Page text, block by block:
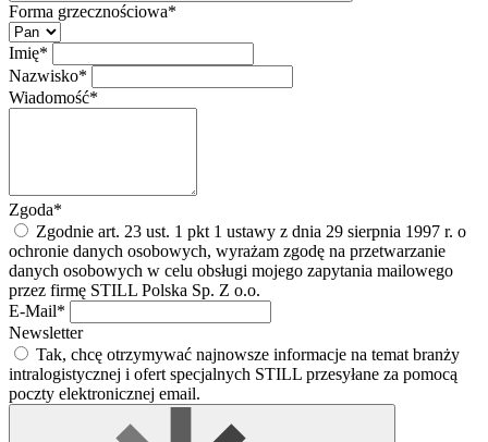
Forma grzecznościowa*
Imię*
Nazwisko*
Wiadomość*
Zgoda*
Zgodnie art. 23 ust. 1 pkt 1 ustawy z dnia 29 sierpnia 1997 r. o
ochronie danych osobowych, wyrażam zgodę na przetwarzanie
danych osobowych w celu obsługi mojego zapytania mailowego
przez firmę STILL Polska Sp. Z o.o.
E-Mail*
Newsletter
Tak, chcę otrzymywać najnowsze informacje na temat branży
intralogistycznej i ofert specjalnych STILL przesyłane za pomocą
poczty elektronicznej email.